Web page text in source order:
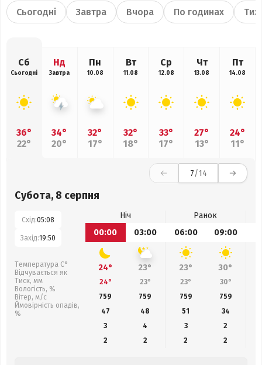
Сьогодні Завтра Вчора По годинах
Сб
Сьогодні
36°
22°
Нд
Завтра
34°
20°
Пн
10.08
32°
17°
Вт
11.08
32°
18°
Ср
12.08
33°
17°
Чт
13.08
27°
13°
Пт
14.08
24°
11°
7/14
Субота, 8 серпня
Схід:05:08
Захід:19:50
Температура С°
Відчувається як
Тиск, мм
Вологість, %
Вітер, м/с
Ймовірність опадів,
%
Ніч
Ранок
00:00
03:00 06:00 09:00
24° 23° 23° 30°
24° 23° 23° 30°
759
759 759 759
47
48 51 34
3
4 3
2
2
2 2 2